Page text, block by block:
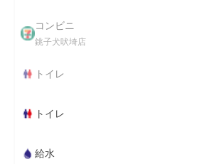
コンビニ
銚子犬吠埼店
トイレ
トイレ
給水